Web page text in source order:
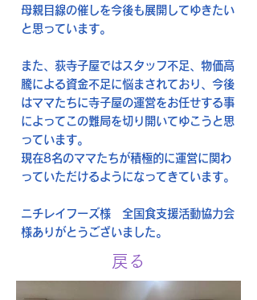
母親目線の催しを今後も展開してゆきたい
と思っています。
また、荻寺子屋ではスタッフ不足、物価高
騰による資金不足に悩まされており、今後
はママたちに寺子屋の運営をお任せする事
によってこの難局を切り開いてゆこうと思
っています。
現在8名のママたちが積極的に運営に関わ
っていただけるようになってきています。
ニチレイフーズ様 全国食支援活動協力会
様ありがとうございました。
戻る